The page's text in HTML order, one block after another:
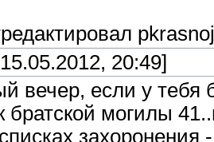
20:49]
вечер, если у тебя
братской могилы